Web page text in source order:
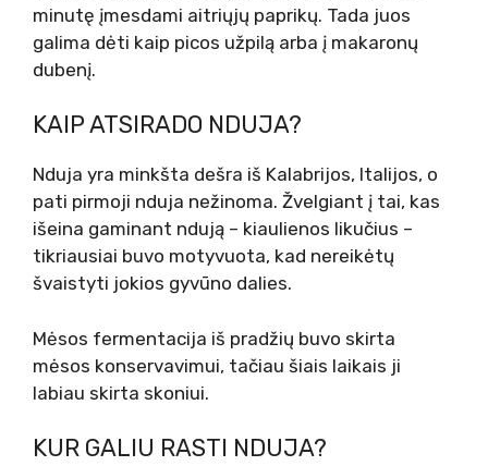
minutę įmesdami aitriųjų paprikų. Tada juos
galima dėti kaip picos užpilą arba į makaronų
dubenį.
KAIP ATSIRADO NDUJA?
Nduja yra minkšta dešra iš Kalabrijos, Italijos, o
pati pirmoji nduja nežinoma. Žvelgiant į tai, kas
išeina gaminant ndują – kiaulienos likučius –
tikriausiai buvo motyvuota, kad nereikėtų
švaistyti jokios gyvūno dalies.
Mėsos fermentacija iš pradžių buvo skirta
mėsos konservavimui, tačiau šiais laikais ji
labiau skirta skoniui.
KUR GALIU RASTI NDUJA?